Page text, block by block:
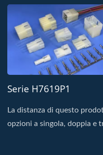
Serie H7619P1
La distanza di questo
opzioni a singola, doppia e